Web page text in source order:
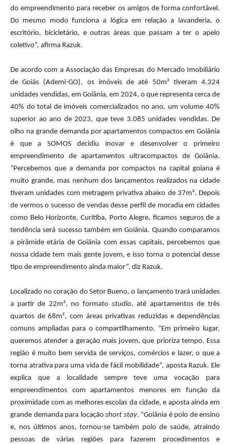
do empreendimento para receber os amigos de forma confortável.
Do mesmo modo funciona a lógica em relação a lavanderia, o
escritório, bicicletário, e outras áreas que passam a ter o apelo
coletivo”, afirma Razuk.
De acordo com a Associação das Empresas do Mercado Imobiliário
de Goiás (Ademi-GO), os imóveis de até 50m² tiveram 4.324
unidades vendidas, em Goiânia, em 2024, o que representa cerca de
40% do total de imóveis comercializados no ano, um volume 40%
superior ao ano de 2023, que teve 3.085 unidades vendidas. De
olho na grande demanda por apartamentos compactos em Goiânia
é que a SOMOS decidiu inovar e desenvolver o primeiro
empreendimento de apartamentos ultracompactos de Goiânia.
“Percebemos que a demanda por compactos na capital goiana é
muito grande, mas nenhum dos lançamentos realizados na cidade
tiveram unidades com metragem privativa abaixo de 37m². Depois
de vermos o sucesso de vendas desse perfil de moradia em cidades
como Belo Horizonte, Curitiba, Porto Alegre, ficamos seguros de a
tendência será sucesso também em Goiânia. Quando comparamos
a pirâmide etária de Goiânia com essas capitais, percebemos que
nossa cidade tem mais gente jovem, e isso torna o potencial desse
tipo de empreendimento ainda maior”, diz Razuk.
Localizado no coração do Setor Bueno, o lançamento trará unidades
a partir de 22m², no formato studio, até apartamentos de três
quartos de 68m², com áreas privativas reduzidas e dependências
comuns ampliadas para o compartilhamento. “Em primeiro lugar,
queremos atender a geração mais jovem, que prioriza tempo. Essa
região é muito bem servida de serviços, comércios e lazer, o que a
torna atrativa para uma vida de fácil mobilidade”, aposta Razuk. Ele
explica que a localidade sempre teve uma vocação para
empreendimentos com apartamentos menores em função da
proximidade com as melhores escolas da cidade, e aposta ainda em
grande demanda para locação short stay. “Goiânia é polo de ensino
e, nos últimos anos, tornou-se também polo de saúde, atraindo
pessoas de várias regiões para fazerem procedimentos e